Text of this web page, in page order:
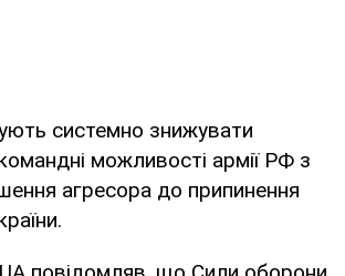
системно знижувати
можливості армії РФ з
агресора до припинення